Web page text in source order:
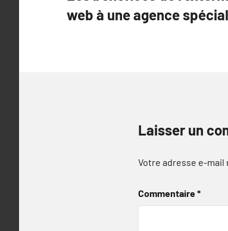
l’article
web à une agence
Laisser un
Votre adresse e-mail
Commentaire*